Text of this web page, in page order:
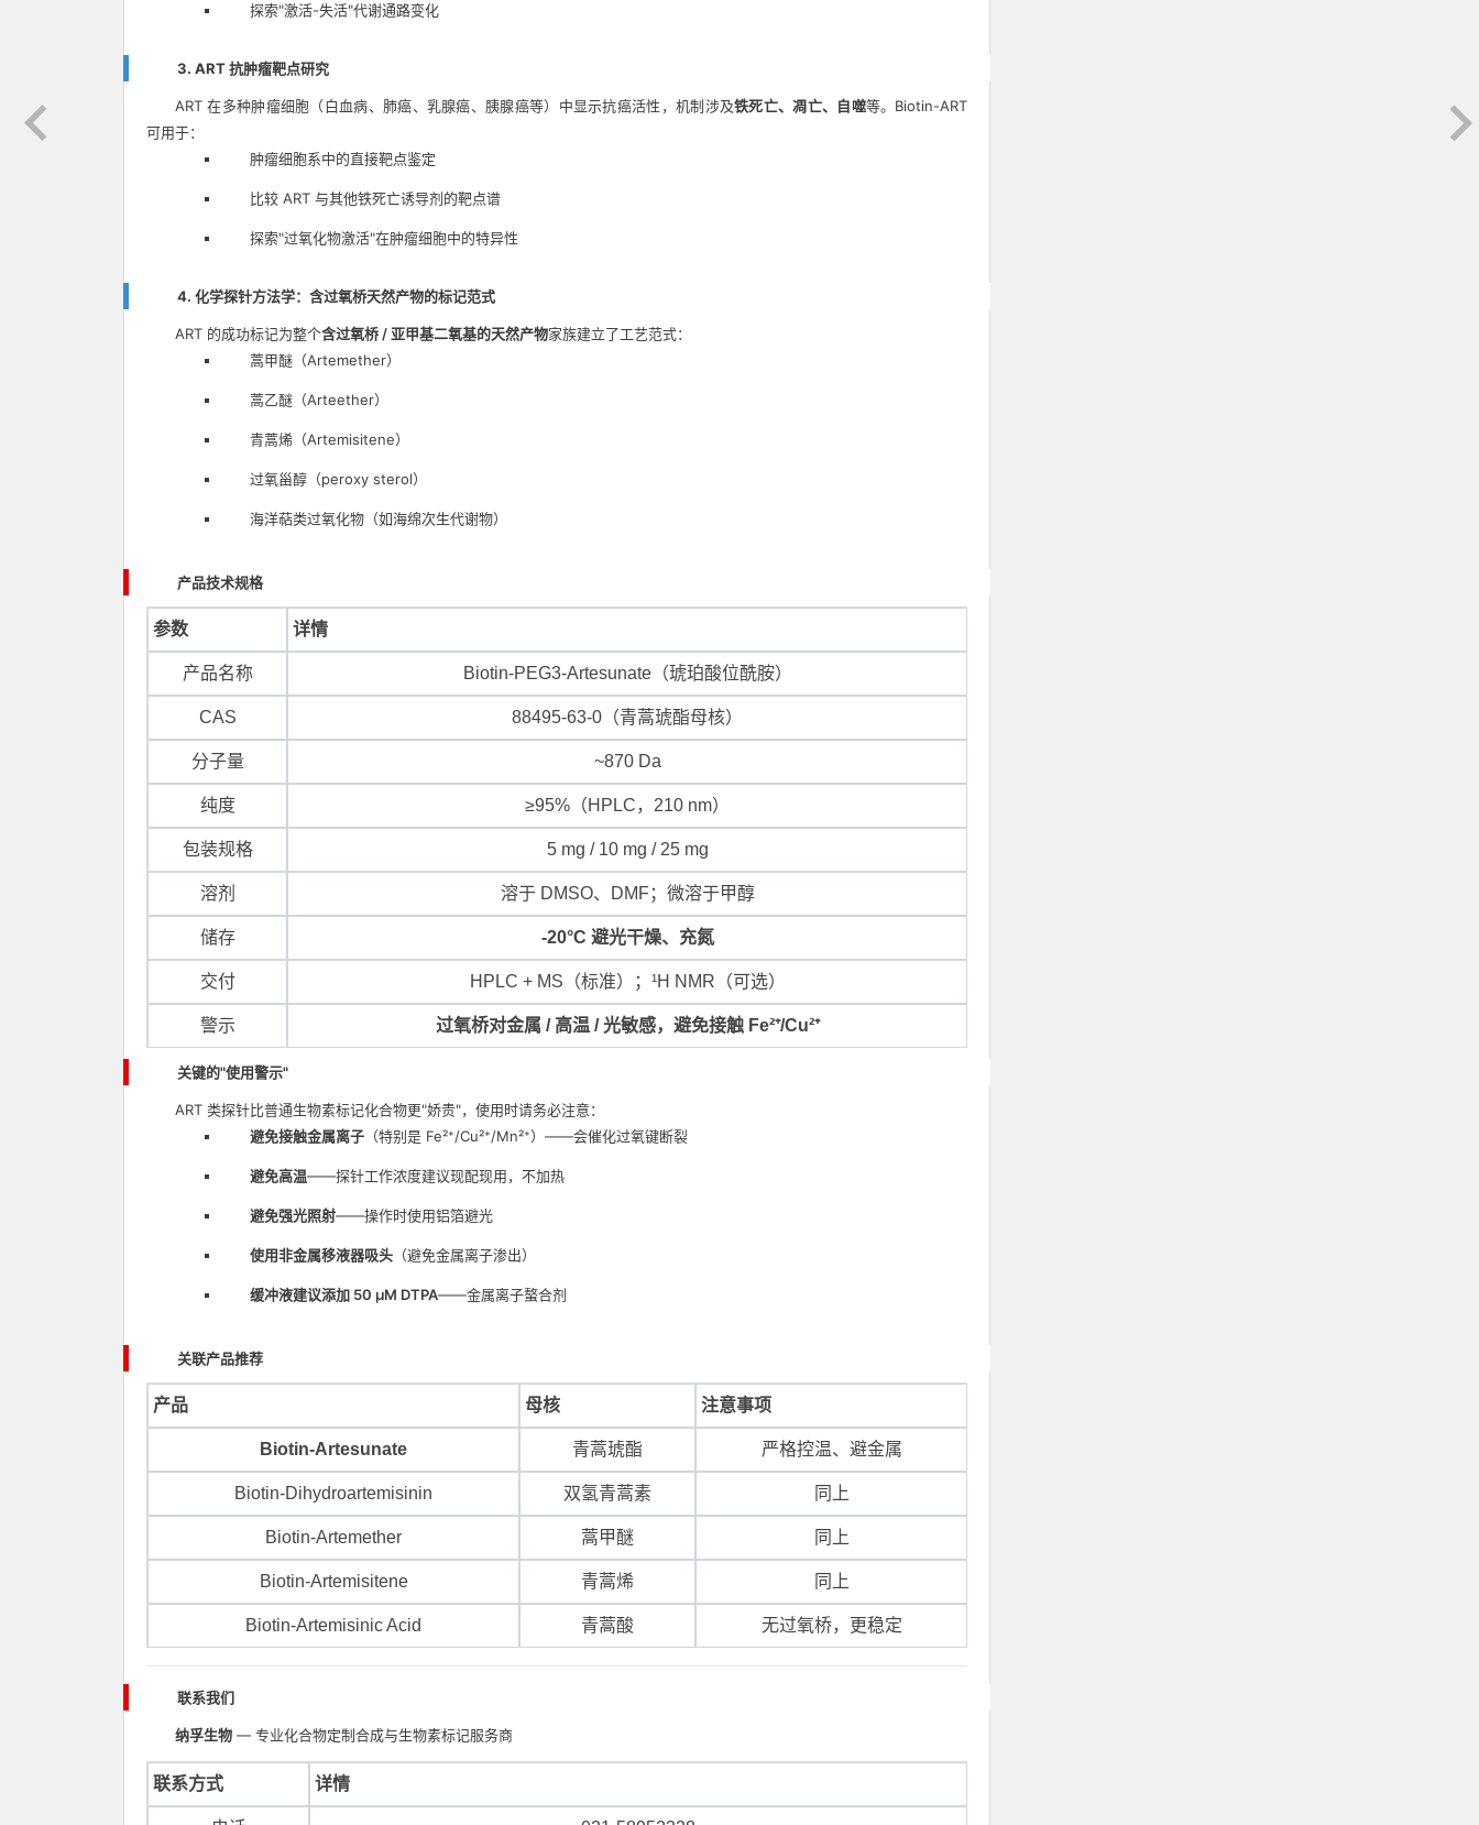
探索"激活-失活"代谢通路变化
3. ART 抗肿瘤靶点研究
ART 在多种肿瘤细胞（白血病、肺癌、乳腺癌、胰腺癌等）中显示抗癌活性，机制涉及铁死亡、凋亡、自噬等。Biotin-ART
可用于：
肿瘤细胞系中的直接靶点鉴定
比较 ART 与其他铁死亡诱导剂的靶点谱
探索"过氧化物激活"在肿瘤细胞中的特异性
4. 化学探针方法学：含过氧桥天然产物的标记范式
ART 的成功标记为整个含过氧桥 / 亚甲基二氧基的天然产物家族建立了工艺范式：
蒿甲醚（Artemether）
蒿乙醚（Arteether）
青蒿烯（Artemisitene）
过氧甾醇（peroxy sterol）
海洋萜类过氧化物（如海绵次生代谢物）
产品技术规格
参数 详情
产品名称 Biotin-PEG3-Artesunate（琥珀酸位酰胺）
CAS 88495-63-0（青蒿琥酯母核）
分子量 ~870 Da
纯度 ≥95%（HPLC，210 nm）
包装规格 5 mg / 10 mg / 25 mg
溶剂 溶于 DMSO、DMF；微溶于甲醇
储存 -20°C 避光干燥、充氮
交付 HPLC + MS（标准）；¹H NMR（可选）
警示 过氧桥对金属 / 高温 / 光敏感，避免接触 Fe²⁺/Cu²⁺
关键的"使用警示"
ART 类探针比普通生物素标记化合物更"娇贵"，使用时请务必注意：
避免接触金属离子 （特别是 Fe²⁺/Cu²⁺/Mn²⁺）——会催化过氧键断裂
避免高温——探针工作浓度建议现配现用，不加热
避免强光照射——操作时使用铝箔避光
使用非金属移液器吸头 （避免金属离子渗出）
缓冲液建议添加 50 μM DTPA——金属离子螯合剂
关联产品推荐
产品 母核 注意事项
Biotin-Artesunate 青蒿琥酯 严格控温、避金属
Biotin-Dihydroartemisinin 双氢青蒿素 同上
Biotin-Artemether 蒿甲醚 同上
Biotin-Artemisitene 青蒿烯 同上
Biotin-Artemisinic Acid 青蒿酸 无过氧桥，更稳定
联系我们
纳孚生物 — 专业化合物定制合成与生物素标记服务商
联系方式 详情